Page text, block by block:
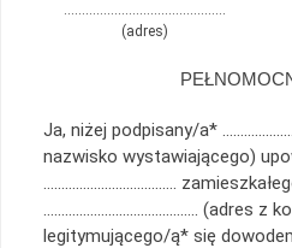
………………………………………
(adres)
Ja, niżej podpisany/a*
nazwisko wystawiającego)
……………………………….
……………………………………. (adres z
legitymującego/ą* się